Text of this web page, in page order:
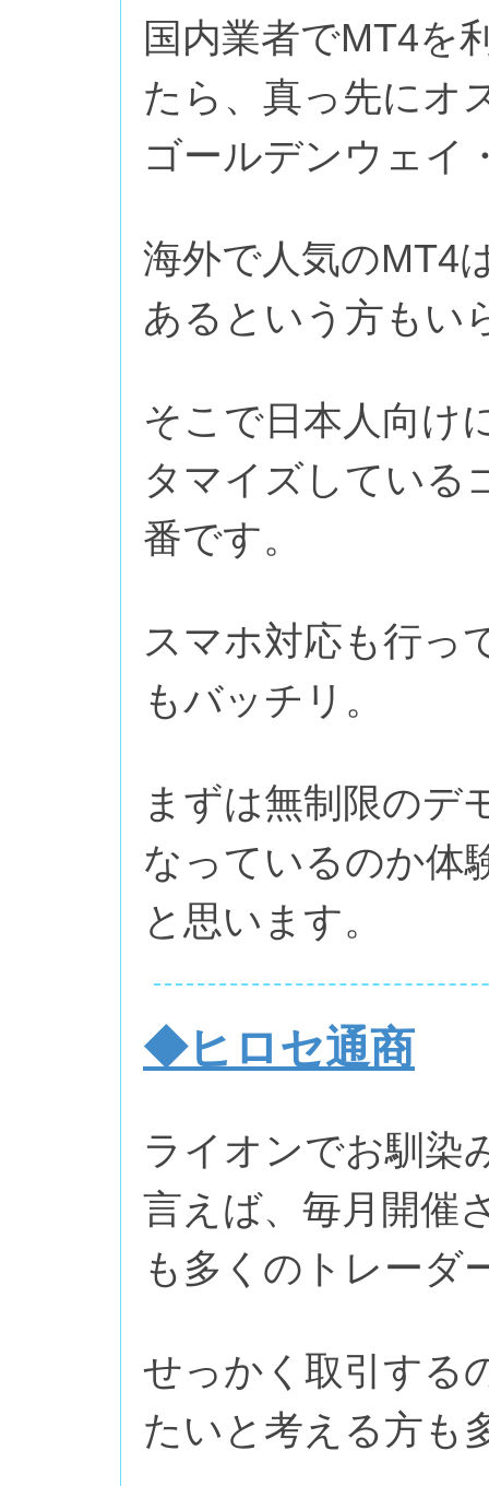
国内業者でMT4を
たら、真っ先にオ
ゴールデンウェイ
海外で人気のMT4
あるという方もい
そこで日本人向け
タマイズしている
番です。
スマホ対応も行っ
もバッチリ。
まずは無制限のデ
なっているのか体
と思います。
◆ヒロセ通商
ライオンでお馴染
言えば、毎月開催
も多くのトレーダ
せっかく取引する
たいと考える方も